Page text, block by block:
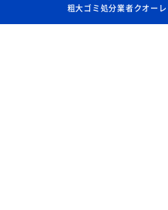
粗大ゴミ処分業者クオーレ